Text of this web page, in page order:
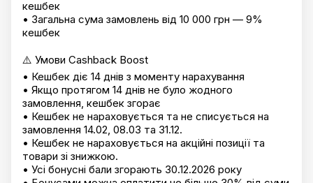
кешбек
• Загальна сума замовлень від 10 000 грн — 9%
кешбек
⚠️ Умови Cashback Boost
• Кешбек діє 14 днів з моменту нарахування
• Якщо протягом 14 днів не було жодного
замовлення, кешбек згорає
• Кешбек не нараховується та не списується на
замовлення 14.02, 08.03 та 31.12.
• Кешбек не нараховується на акційні позиції та
товари зі знижкою.
• Усі бонусні бали згорають 30.12.2026 року